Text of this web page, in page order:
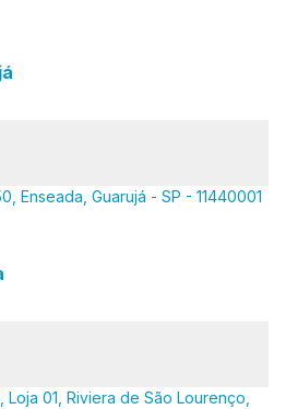
Enseada, Guarujá - SP - 11440001
01, Riviera de São Lourenço,